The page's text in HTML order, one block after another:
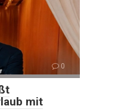
0
mit